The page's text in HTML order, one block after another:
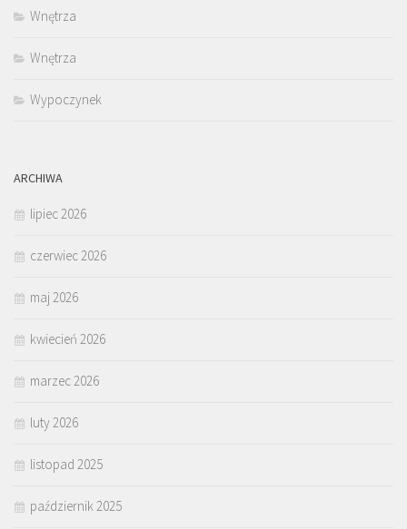
Wnętrza
Wnętrza
Wypoczynek
ARCHIWA
lipiec 2026
czerwiec 2026
maj 2026
kwiecień 2026
marzec 2026
luty 2026
listopad 2025
październik 2025